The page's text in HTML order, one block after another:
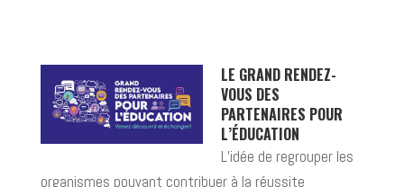
LE GRAND RENDEZ-
VOUS DES
PARTENAIRES POUR
L’ÉDUCATION
L’idée de regrouper les
organismes pouvant contribuer à la réussite